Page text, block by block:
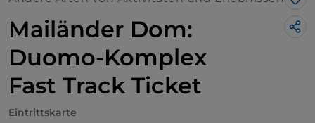
Mailänder Dom:
Duomo-Komplex
Fast Track Ticket
Eintrittskarte